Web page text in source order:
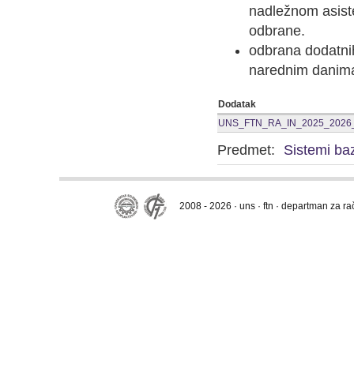
nadležnom
odbrane.
odbrana
narednim
Dodatak
Predmet: Sistemi
2008 - 2026 · uns · ftn · departman za